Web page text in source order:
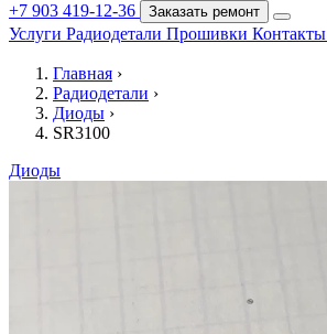
+7 903 419-12-36 Заказать ремонт
Услуги Радиодетали Прошивки Контакты
Главная ›
Радиодетали ›
Диоды ›
SR3100
Диоды